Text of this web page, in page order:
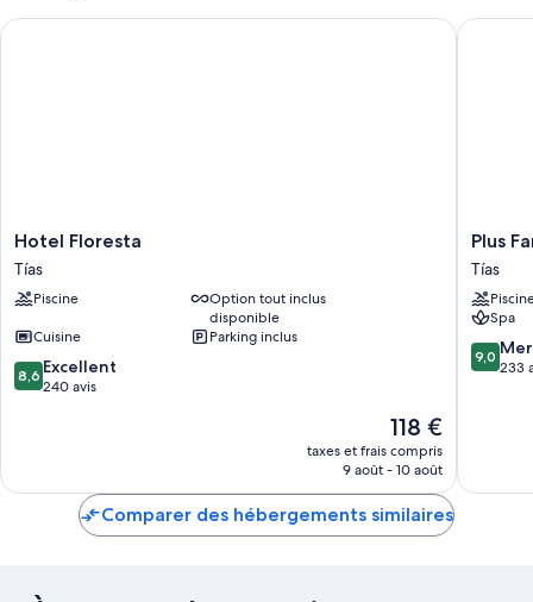
Hotel
Floresta
Tías
Hotel Floresta
Tías
Piscine
Option tout inclus
disponible
Cuisine
Parking inclus
8.6
sur
8,6 Excellent
240 avis
Le
nouveau
prix
de
118 €
taxes et frais compris
9 août - 10 août
Hotel Floresta
Plus
Fariones
Suite
Hotel
Tías
Plus
Tías
Spa
9.0
sur
9,0
233
Plus
Comparer des hébergements similaires